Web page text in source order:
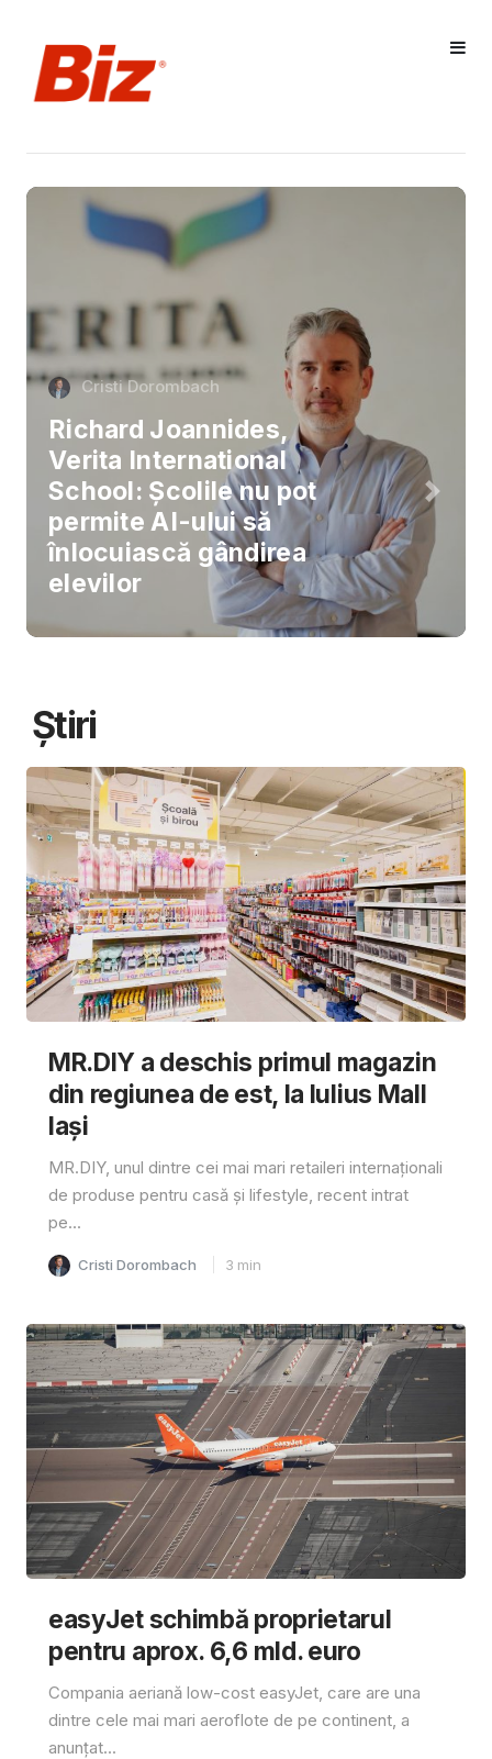
Cristi Dorombach
Richard Joannides,
Verita International
School: Școlile nu pot
permite AI-ului să
înlocuiască gândirea
elevilor
Știri
MR.DIY a deschis primul magazin
din regiunea de est, la Iulius Mall
Iași
MR.DIY, unul dintre cei mai mari retaileri internaționali
de produse pentru casă și lifestyle, recent intrat
pe...
Cristi Dorombach 3 min
easyJet schimbă proprietarul
pentru aprox. 6,6 mld. euro
Compania aeriană low-cost easyJet, care are una
dintre cele mai mari aeroflote de pe continent, a
anunțat...